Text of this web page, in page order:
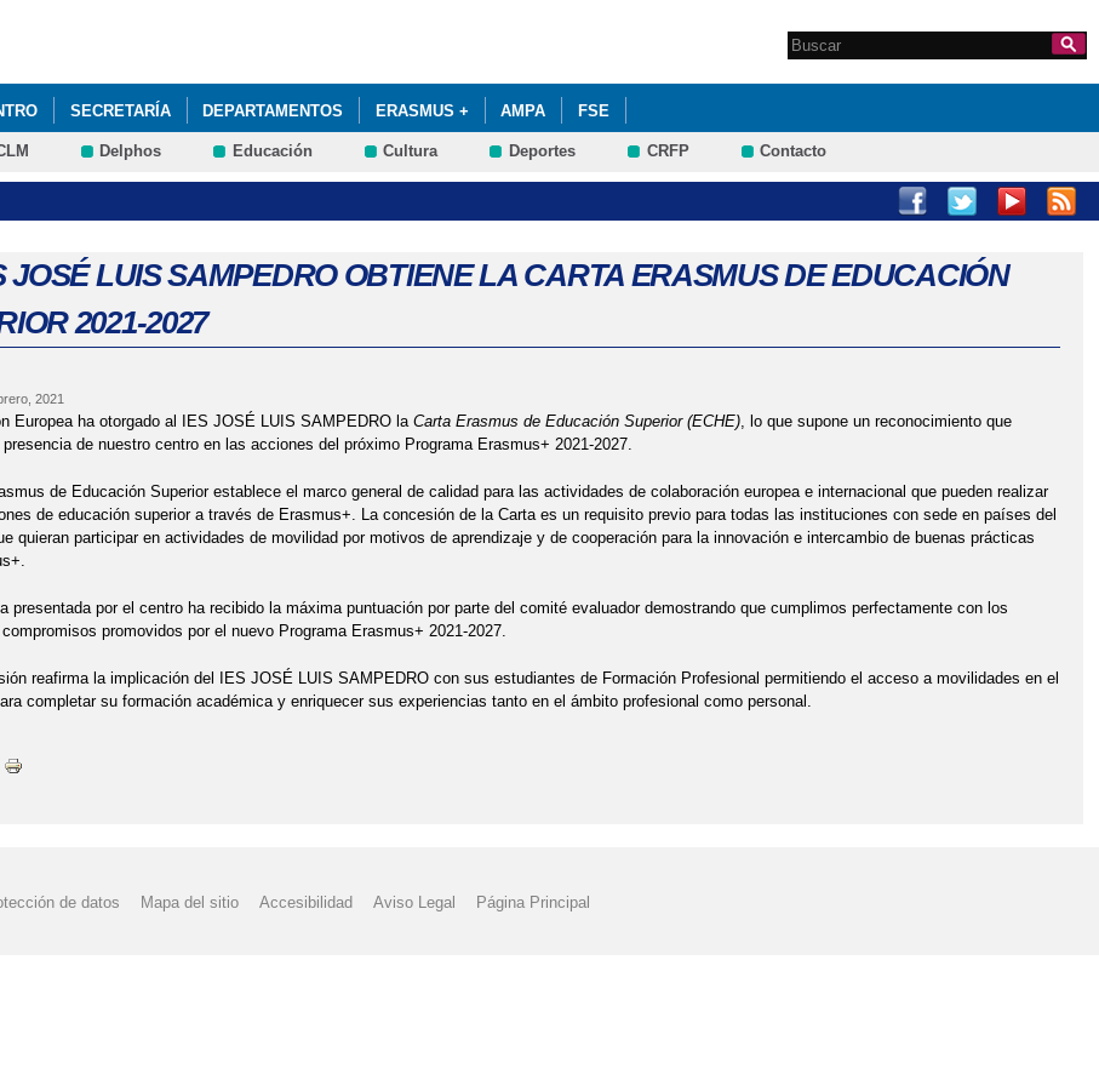
Formulario de
Search this site
SECRETARÍA DEPARTAMENTOS ERASMUS + AMPA FSE
EDUCATIVO Y PREVENCIÓN DEL ABANDONO EDUCATIVO TEMPRANO Y REFUERZO DE LA RED DE APOYO PARA EL ALUMNADO CON
Delphos Educación Cultura Deportes CRFP Contacto
JOSÉ LUIS SAMPEDRO OBTIENE LA CARTA ERASMUS DE EDUCACIÓN
2021-2027
2021
Europea ha otorgado al IES JOSÉ LUIS SAMPEDRO la Carta Erasmus de Educación Superior (ECHE), lo que supone un reconocimiento que
de nuestro centro en las acciones del próximo Programa Erasmus+ 2021-2027.
de Educación Superior establece el marco general de calidad para las actividades de colaboración europea e internacional que pueden realizar
de educación superior a través de Erasmus+. La concesión de la Carta es un requisito previo para todas las instituciones con sede en países del
quieran participar en actividades de movilidad por motivos de aprendizaje y de cooperación para la innovación e intercambio de buenas prácticas
presentada por el centro ha recibido la máxima puntuación por parte del comité evaluador demostrando que cumplimos perfectamente con los
promovidos por el nuevo Programa Erasmus+ 2021-2027.
reafirma la implicación del IES JOSÉ LUIS SAMPEDRO con sus estudiantes de Formación Profesional permitiendo el acceso a movilidades en el
completar su formación académica y enriquecer sus experiencias tanto en el ámbito profesional como personal.
de datos Mapa del sitio Accesibilidad Aviso Legal Página Principal